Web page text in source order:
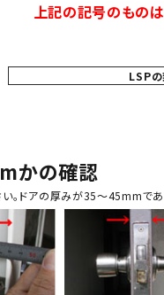
上記の記号のもの
LSP
かの確認
。ドアの厚みが35～45mmで